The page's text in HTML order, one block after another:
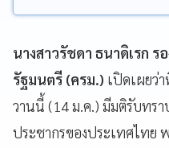
นางสาวรัชดา ธนาดิเรก
รัฐมนตรี (ครม.) เปิดเผยว่
วานนี้ (14 ม.ค.) มีมติรับทร
ประชากรของประเทศไทย